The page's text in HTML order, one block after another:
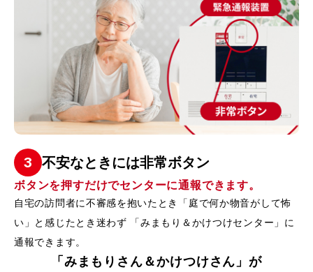
3 不安なときには非常ボタン
ボタンを押すだけでセンターに通報できます。
自宅の訪問者に不審感を抱いたとき「庭で何か物音がして怖
い」と感じたとき迷わず 「みまもり＆かけつけセンター」に
通報できます。
「みまもりさん＆かけつけさん」が